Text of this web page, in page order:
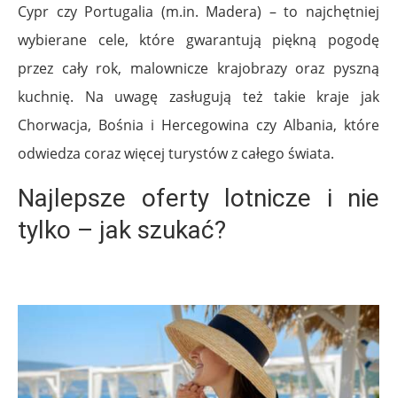
Cypr czy Portugalia (m.in. Madera) – to najchętniej
wybierane cele, które gwarantują piękną pogodę
przez cały rok, malownicze krajobrazy oraz pyszną
kuchnię. Na uwagę zasługują też takie kraje jak
Chorwacja, Bośnia i Hercegowina czy Albania, które
odwiedza coraz więcej turystów z całego świata.
Najlepsze oferty lotnicze i nie
tylko – jak szukać?